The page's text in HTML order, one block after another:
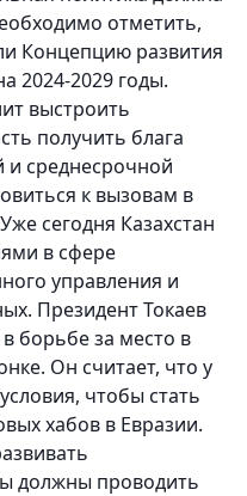
отметить,
Концепцию развития
2024-2029 годы.
выстроить
получить блага
и среднесрочной
к вызовам в
сегодня Казахстан
в сфере
управления и
Президент Токаев
борьбе за место в
Он считает, что у
чтобы стать
хабов в Евразии.
должны проводить